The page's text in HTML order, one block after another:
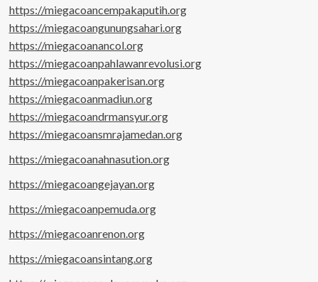
https://miegacoancempakaputih.org
https://miegacoangunungsahari.org
https://miegacoanancol.org
https://miegacoanpahlawanrevolusi.org
https://miegacoanpakerisan.org
https://miegacoanmadiun.org
https://miegacoandrmansyur.org
https://miegacoansmrajamedan.org
https://miegacoanahnasution.org
https://miegacoangejayan.org
https://miegacoanpemuda.org
https://miegacoanrenon.org
https://miegacoansintang.org